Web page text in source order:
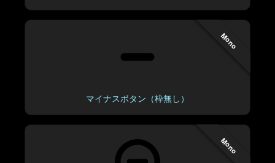
Mono
マイナスボタン（枠無し）
Mono